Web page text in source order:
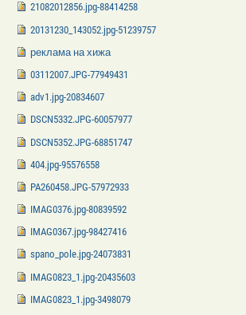
21082012856.jpg-88414258
20131230_143052.jpg-51239757
реклама на хижа
03112007.JPG-77949431
adv1.jpg-20834607
DSCN5332.JPG-60057977
DSCN5352.JPG-68851747
404.jpg-95576558
PA260458.JPG-57972933
IMAG0376.jpg-80839592
IMAG0367.jpg-98427416
spano_pole.jpg-24073831
IMAG0823_1.jpg-20435603
IMAG0823_1.jpg-3498079